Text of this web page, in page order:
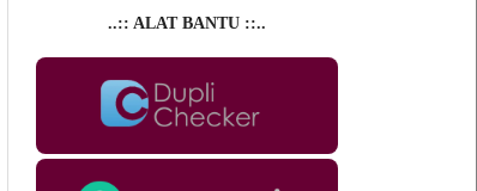
..:: ALAT BANTU ::..